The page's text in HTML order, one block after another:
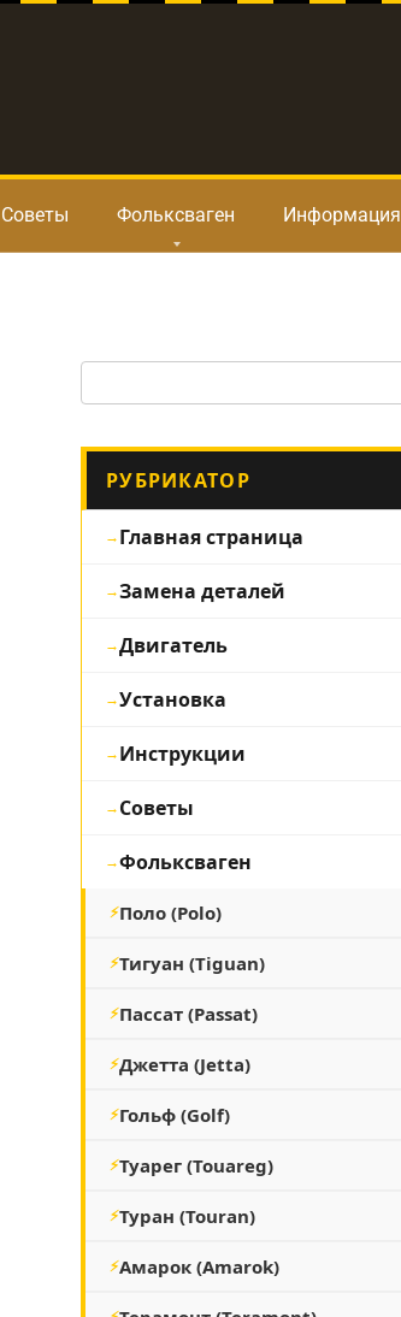
Советы Фольксваген Информация
РУБРИКАТОР
Главная страница
Замена деталей
Двигатель
Установка
Инструкции
Советы
Фольксваген
Поло (Polo)
Тигуан (Tiguan)
Пассат (Passat)
Джетта (Jetta)
Гольф (Golf)
Туарег (Touareg)
Туран (Touran)
Амарок (Amarok)